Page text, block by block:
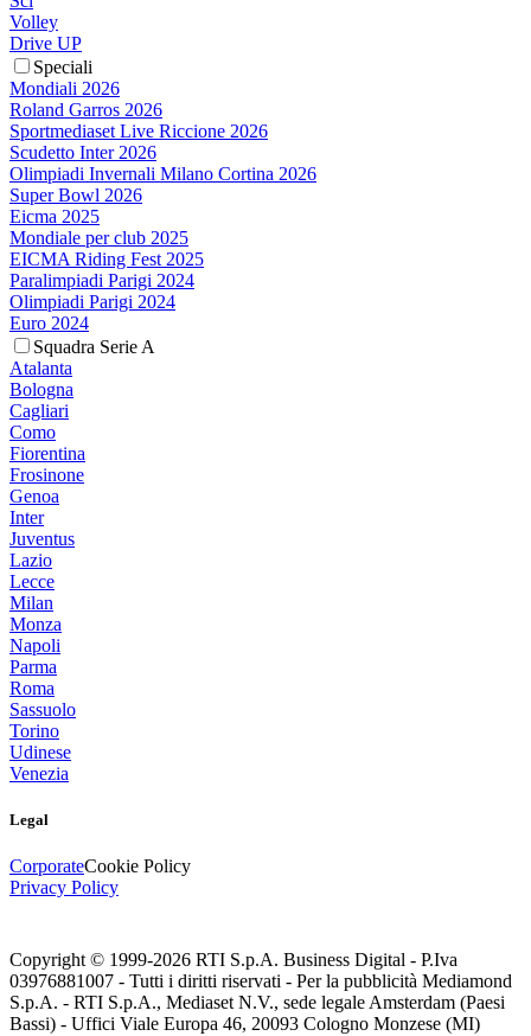
Volley
Drive UP
Speciali
Mondiali 2026
Roland Garros 2026
Sportmediaset Live Riccione 2026
Scudetto Inter 2026
Olimpiadi Invernali Milano Cortina 2026
Super Bowl 2026
Eicma 2025
Mondiale per club 2025
EICMA Riding Fest 2025
Paralimpiadi Parigi 2024
Olimpiadi Parigi 2024
Euro 2024
Squadra Serie A
Atalanta
Bologna
Cagliari
Como
Fiorentina
Frosinone
Genoa
Inter
Juventus
Lazio
Lecce
Milan
Monza
Napoli
Parma
Roma
Sassuolo
Torino
Udinese
Venezia
Legal
CorporateCookie Policy
Privacy Policy
Copyright © 1999-2026 RTI S.p.A. Business Digital - P.Iva
03976881007 - Tutti i diritti riservati - Per la pubblicità Mediamond
S.p.A. - RTI S.p.A., Mediaset N.V., sede legale Amsterdam (Paesi
Bassi) - Uffici Viale Europa 46, 20093 Cologno Monzese (MI)